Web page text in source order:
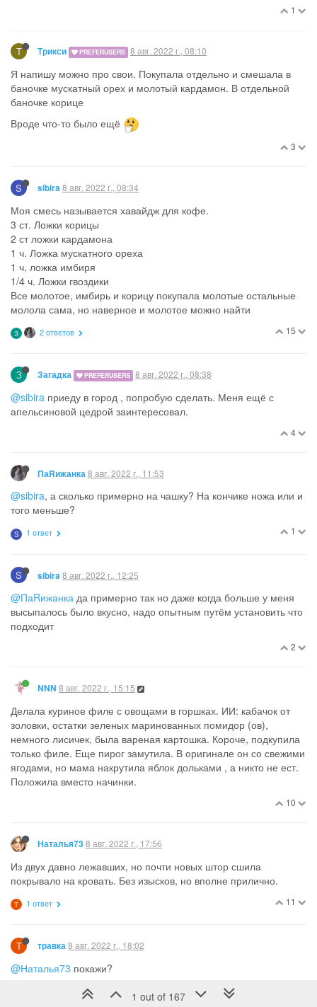
1
Т Трикси PREFERUSERS 8 авг. 2022 г., 08:10
Я напишу можно про свои. Покупала отдельно и смешала в
баночке мускатный орех и молотый кардамон. В отдельной
баночке корице
Вроде что-то было ещё
3
S sibira 8 авг. 2022 г., 08:34
Моя смесь называется хавайдж для кофе.
3 ст. Ложки корицы
2 ст ложки кардамона
1 ч. Ложка мускатного ореха
1 ч, ложка имбиря
1/4 ч. Ложки гвоздики
Все молотое, имбирь и корицу покупала молотые остальные
молола сама, но наверное и молотое можно найти
15
З 2 ответов
З Загадка PREFERUSERS 8 авг. 2022 г., 08:38
@sibira приеду в город , попробую сделать. Меня ещё с
апельсиновой цедрой заинтересовал.
4
ПаRижанка8 авг. 2022 г., 11:53
@sibira, а сколько примерно на чашку? На кончике ножа или и
того меньше?
1
S 1 ответ
S sibira 8 авг. 2022 г., 12:25
@ПаRижанка да примерно так но даже когда больше у меня
высыпалось было вкусно, надо опытным путём установить что
подходит
2
NNN 8 авг. 2022 г., 15:15
Делала куриное филе с овощами в горшках. ИИ: кабачок от
золовки, остатки зеленых маринованных помидор (ов),
немного лисичек, была вареная картошка. Короче, подкупила
только филе. Еще пирог замутила. В оригинале он со свежими
ягодами, но мама накрутила яблок дольками , а никто не ест.
Положила вместо начинки.
10
Наталья73 8 авг. 2022 г., 17:56
Из двух давно лежавших, но почти новых штор сшила
покрывало на кровать. Без изысков, но вполне прилично.
11
Т 1 ответ
Т травка8 авг. 2022 г., 18:02
@Наталья73 покажи?
1 out of 167